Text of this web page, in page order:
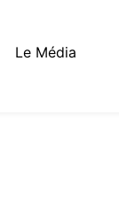
Le Média